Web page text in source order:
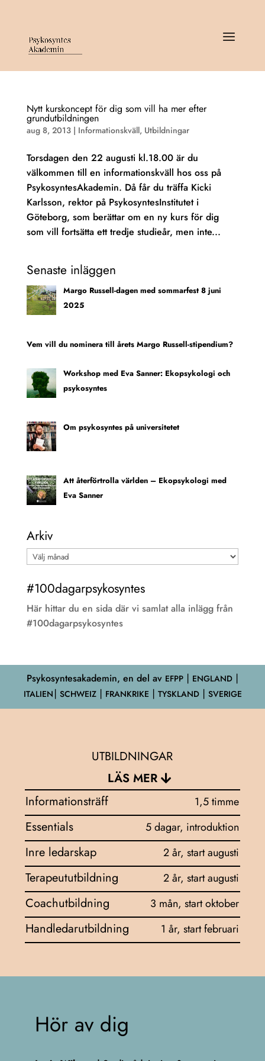
Nytt kurskoncept för dig som vill ha mer efter
grundutbildningen
aug 8, 2013| Informationskväll, Utbildningar
Torsdagen den 22 augusti kl.18.00 är du
välkommen till en informationskväll hos oss på
PsykosyntesAkademin. Då får du träffa Kicki
Karlsson, rektor på PsykosyntesInstitutet i
Göteborg, som berättar om en ny kurs för dig
som vill fortsätta ett tredje studieår, men inte...
Senaste inläggen
Margo Russell-dagen med sommarfest 8 juni
2025
Vem vill du nominera till årets Margo Russell-stipendium?
Workshop med Eva Sanner: Ekopsykologi och
psykosyntes
Om psykosyntes på universitetet
Att återförtrolla världen – Ekopsykologi med
Eva Sanner
Arkiv
Arkiv
#100dagarpsykosyntes
Här hittar du en sida där vi samlat alla inlägg från
#100dagarpsykosyntes
Psykosyntesakademin, en del av EFPP⎮ ENGLAND ⎮
ITALIEN⎮ SCHWEIZ ⎮ FRANKRIKE ⎮ TYSKLAND ⎮ SVERIGE
UTBILDNINGAR
LÄS MER
Informationsträff
1,5 timme
Essentials 5 dagar, introduktion
Inre ledarskap 2 år, start augusti
Terapeututbildning 2 år, start augusti
Coachutbildning 3 mån, start oktober
Handledarutbildning 1 år, start februari
Hör av dig